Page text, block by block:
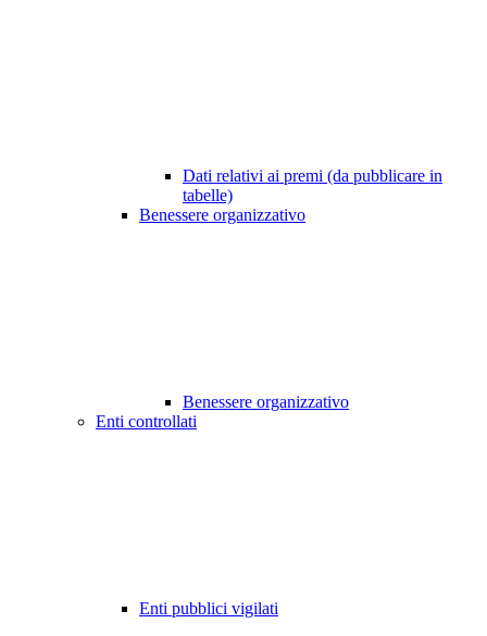
Dati relativi ai premi (da pubblicare in
tabelle)
Benessere organizzativo
Benessere organizzativo
Enti controllati
Enti pubblici vigilati